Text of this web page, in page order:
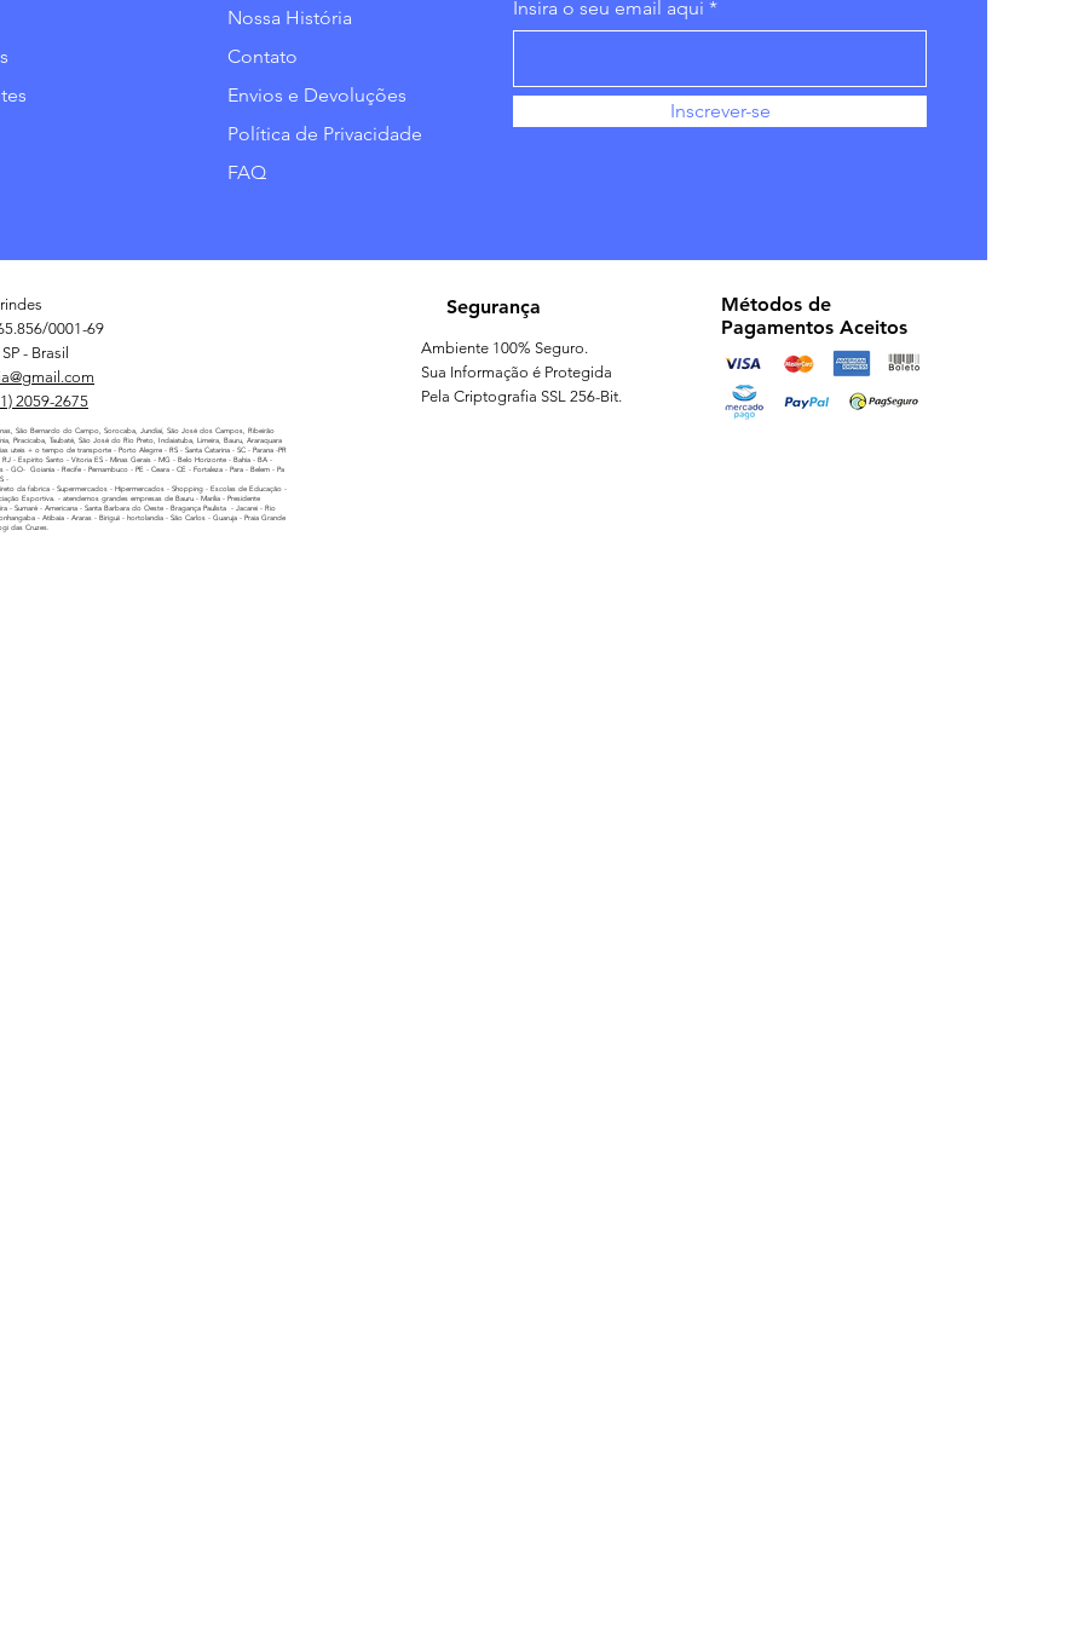
Nossa História
Contato
Envios e Devoluções
Política de Privacidade
FAQ
Insira o seu email aqui
Inscrever-se
0001-69
- Brasil
2059-2675
São Bernardo do Campo, Sorocaba, Jundiaí, São José dos Campos, Ribeirão
Piracicaba, Taubaté, São José do Rio Preto, Indaiatuba, Limeira, Bauru, Araraquara
uteis + o tempo de transporte - Porto Alegrre - RS - Santa Catarina - SC - Parana -PR
- Espirito Santo - Vitoria ES - Minas Gerais - MG - Belo Horizonte - Bahia - BA -
- GO- Goiania - Recife - Pernambuco - PE - Ceara - CE - Fortaleza - Para - Belem - Pa
-
da fabrica - Supermercados - Hipermercados - Shopping - Escolas de Educação -
Esportiva. - atendemos grandes empresas de Bauru - Marilia - Presidente
- Sumaré - Americana - Santa Barbara do Oeste - Bragança Paulista - Jacarei - Rio
- Atibaia - Araras - Biriguii - hortolandia - São Carlos - Guaruja - Praia Grande
das Cruzes.
Segurança
Ambiente 100% Seguro.
Sua Informação é Protegida
Pela Criptografia SSL 256-Bit.
Métodos de
Pagamentos Aceitos
Personalizadas para empresas - festas - eventos - confraternizações e comemorações com brindes customizados